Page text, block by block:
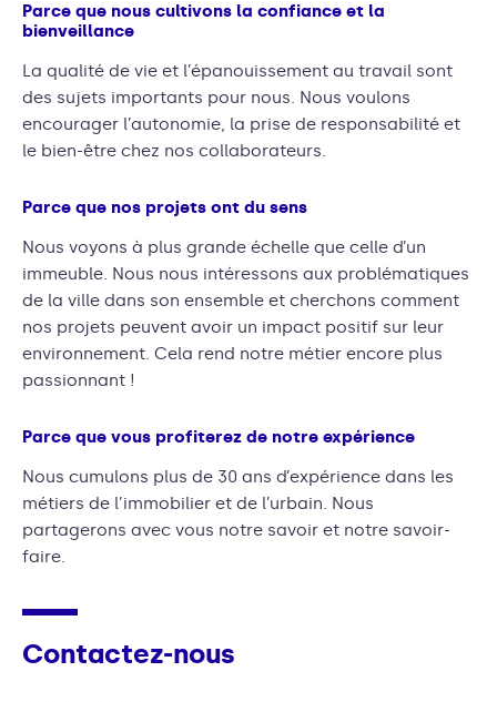
Parce que nous cultivons la confiance et la
bienveillance
La qualité de vie et l’épanouissement au travail sont
des sujets importants pour nous. Nous voulons
encourager l’autonomie, la prise de responsabilité et
le bien-être chez nos collaborateurs.
Parce que nos projets ont du sens
Nous voyons à plus grande échelle que celle d’un
immeuble. Nous nous intéressons aux problématiques
de la ville dans son ensemble et cherchons comment
nos projets peuvent avoir un impact positif sur leur
environnement. Cela rend notre métier encore plus
passionnant !
Parce que vous profiterez de notre expérience
Nous cumulons plus de 30 ans d’expérience dans les
métiers de l’immobilier et de l’urbain. Nous
partagerons avec vous notre savoir et notre savoir-
faire.
Contactez-nous